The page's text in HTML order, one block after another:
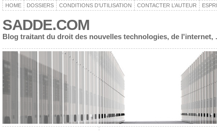
HOME DOSSIERS CONDITIONS D’UTILISATION CONTACTER L’AUTEUR
SADDE.COM
Blog traitant du droit des nouvelles technologies, de l'internet,